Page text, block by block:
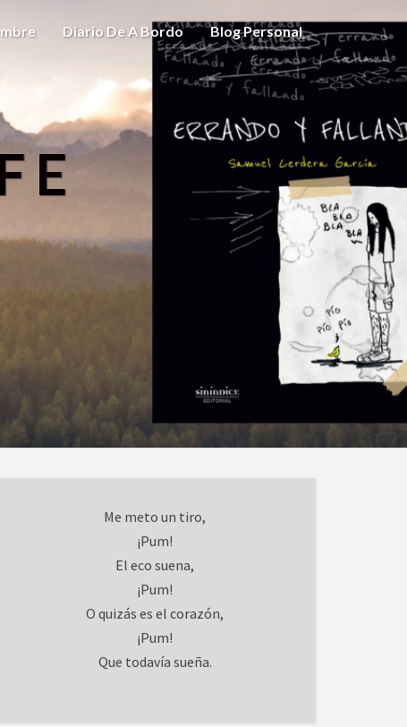
Diario De A Bordo Blog Personal
Me meto un tiro,
¡Pum!
El eco suena,
¡Pum!
O quizás es el corazón,
¡Pum!
Que todavía sueña.